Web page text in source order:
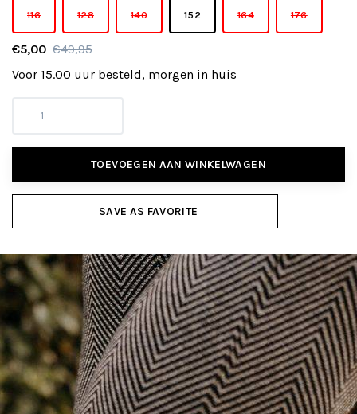
116 128 140 152 164 176
€5,00 €49,95
Voor 15.00 uur besteld, morgen in huis
TOEVOEGEN AAN WINKELWAGEN
SAVE AS FAVORITE